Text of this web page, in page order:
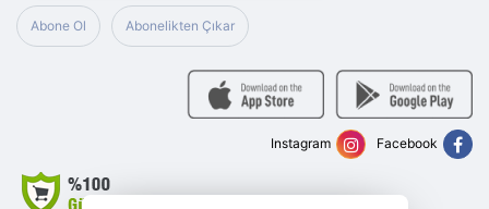
Abone Ol Abonelikten Çıkar
Facebook
Instagram